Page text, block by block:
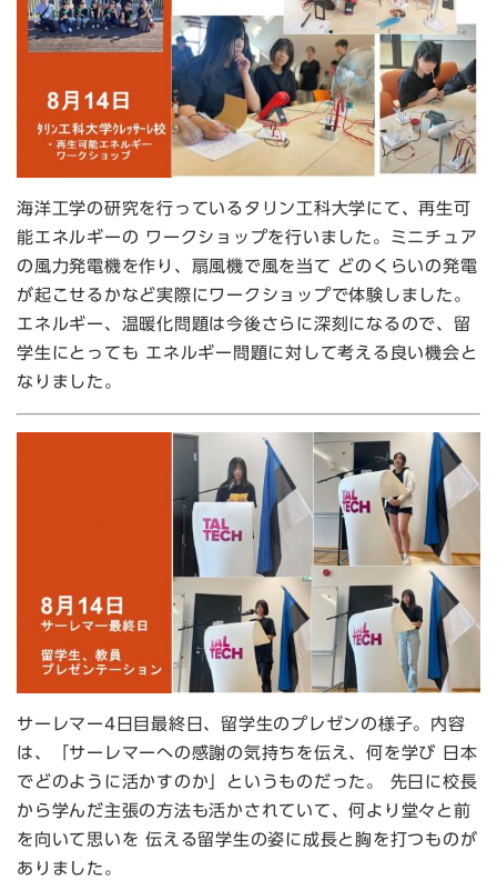
海洋工学の研究を行っているタリン工科大学にて、再生可
能エネルギーの ワークショップを行いました。ミニチュア
の風力発電機を作り、扇風機で風を当て どのくらいの発電
が起こせるかなど実際にワークショップで体験しました。
エネルギー、温暖化問題は今後さらに深刻になるので、留
学生にとっても エネルギー問題に対して考える良い機会と
なりました。
サーレマー4日目最終日、留学生のプレゼンの様子。内容
は、「サーレマーへの感謝の気持ちを伝え、何を学び 日本
でどのように活かすのか」というものだった。 先日に校長
から学んだ主張の方法も活かされていて、何より堂々と前
を向いて思いを 伝える留学生の姿に成長と胸を打つものが
ありました。